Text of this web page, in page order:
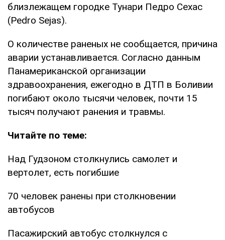
близлежащем городке Тунари Педро Сехас
(Pedro Sejas).
О количестве раненых не сообщается, причина
аварии устанавливается. Согласно данным
Панамериканской организации
здравоохранения, ежегодно в ДТП в Боливии
погибают около тысячи человек, почти 15
тысяч получают ранения и травмы.
Читайте по теме:
Над Гудзоном столкнулись самолет и
вертолет, есть погибшие
70 человек ранены при столкновении
автобусов
Пасажирский автобус столкнулся с